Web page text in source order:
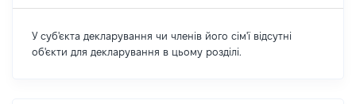
У суб'єкта декларування чи членів його сім'ї відсутні
об'єкти для декларування в цьому розділі.